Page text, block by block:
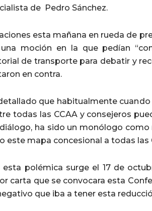
de Pedro Sánchez.
esta mañana en rueda de
moción en la que pedían
de transporte para debatir y
en contra.
que habitualmente
todas las CCAA y consejeros
ha sido un monólogo
este mapa concesional a todas
polémica surge el 17 de
carta que se convocara esta
que iba a tener esta